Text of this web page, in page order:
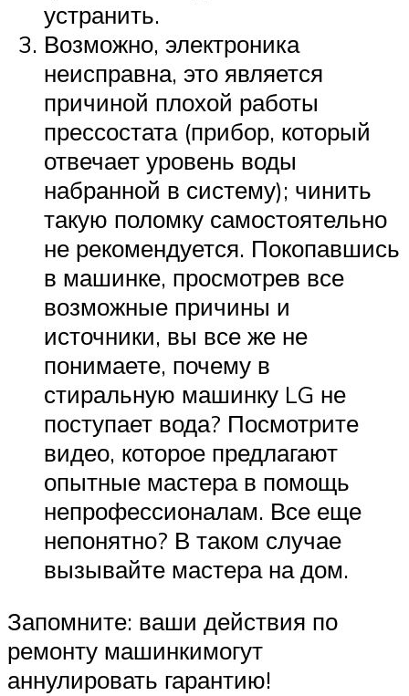
устранить.
Возможно, электроника
неисправна, это является
причиной плохой работы
прессостата (прибор, который
отвечает уровень воды
набранной в систему); чинить
такую поломку самостоятельно
не рекомендуется. Покопавшись
в машинке, просмотрев все
возможные причины и
источники, вы все же не
понимаете, почему в
стиральную машинку LG не
поступает вода? Посмотрите
видео, которое предлагают
опытные мастера в помощь
непрофессионалам. Все еще
непонятно? В таком случае
вызывайте мастера на дом.
Запомните: ваши действия по
ремонту машинкимогут
аннулировать гарантию!